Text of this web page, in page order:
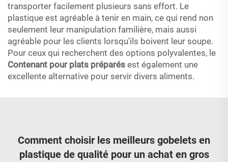
transporter facilement plusieurs sans effort. Le
plastique est agréable à tenir en main, ce qui rend non
seulement leur manipulation familière, mais aussi
agréable pour les clients lorsqu'ils boivent leur soupe.
Pour ceux qui recherchent des options polyvalentes, le
Contenant pour plats préparés est également une
excellente alternative pour servir divers aliments.
Comment choisir les meilleurs gobelets en
plastique de qualité pour un achat en gros